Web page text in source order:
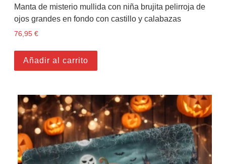
Manta de misterio mullida con niña brujita pelirroja de
ojos grandes en fondo con castillo y calabazas
76,95 €
Añadir al carrito